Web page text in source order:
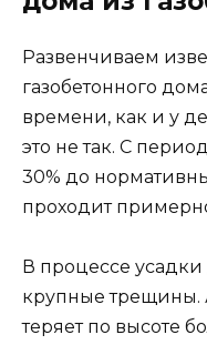
Развенчиваем
газобетонного
времени, как и у
это не так. С
30% до
проходит
В процессе
крупные трещины.
теряет по высоте